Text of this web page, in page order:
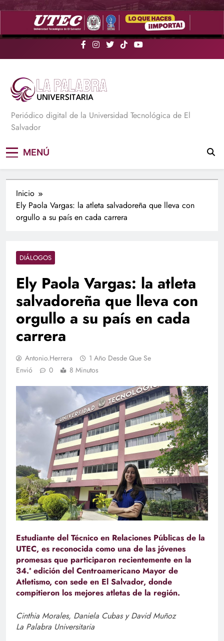
Saltar
La Palabra Universitaria
Periódico digital de la Universidad Tecnológica de El
Salvador
MENÚ
Inicio
Ely Paola Vargas: la atleta salvadoreña que lleva con
orgullo a su país en cada carrera
DIÁLOGOS
Ely Paola Vargas: la atleta
salvadoreña que lleva con
orgullo a su país en cada
carrera
Antonio.herrera
1 Año Desde Que Se
Envió
0 8 Minutos
Estudiante del Técnico en Relaciones Públicas de la
UTEC, es reconocida como una de las jóvenes
promesas que participaron recientemente en la
34.ª edición del Centroamericano Mayor de
Atletismo, con sede en El Salvador, donde
compitieron los mejores atletas de la región.
Cinthia Morales, Daniela Cubas y David Muñoz
La Palabra Universitaria